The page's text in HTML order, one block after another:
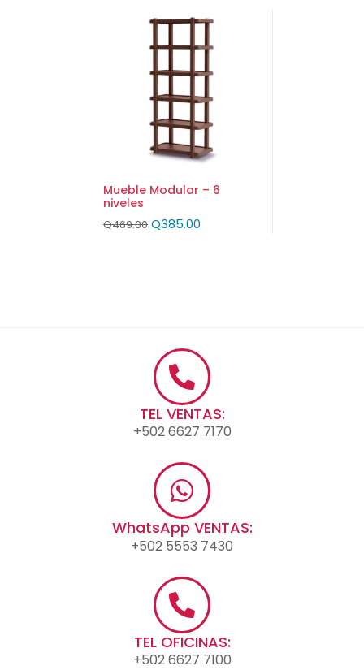
Mueble Modular – 6
niveles
Q469.00 Q385.00
TEL VENTAS:
+502 6627 7170
WhatsApp VENTAS:
+502 5553 7430
TEL OFICINAS:
+502 6627 7100